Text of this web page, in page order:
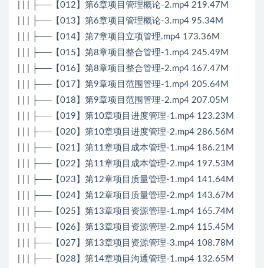
| | | ├──【012】第6章项目管理概论-2.mp4 219.47M
| | | ├──【013】第6章项目管理概论-3.mp4 95.34M
| | | ├──【014】第7章项目立项管理.mp4 173.36M
| | | ├──【015】第8章项目整合管理-1.mp4 245.49M
| | | ├──【016】第8章项目整合管理-2.mp4 167.47M
| | | ├──【017】第9章项目范围管理-1.mp4 205.64M
| | | ├──【018】第9章项目范围管理-2.mp4 207.05M
| | | ├──【019】第10章项目进度管理-1.mp4 123.23M
| | | ├──【020】第10章项目进度管理-2.mp4 286.56M
| | | ├──【021】第11章项目成本管理-1.mp4 186.21M
| | | ├──【022】第11章项目成本管理-2.mp4 197.53M
| | | ├──【023】第12章项目质量管理-1.mp4 141.64M
| | | ├──【024】第12章项目质量管理-2.mp4 143.67M
| | | ├──【025】第13章项目资源管理-1.mp4 165.74M
| | | ├──【026】第13章项目资源管理-2.mp4 115.45M
| | | ├──【027】第13章项目资源管理-3.mp4 108.78M
| | | ├──【028】第14章项目沟通管理-1.mp4 132.65M